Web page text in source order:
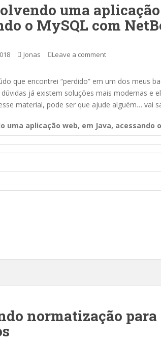
uma
o MySQL com
Jonas Leave a comment
que encontrei “perdido” em um dos meus
dúvidas já existem soluções mais modernas e
material, pode ser que ajude alguém… vai
uma aplicação web, em Java, acessando
normatização para